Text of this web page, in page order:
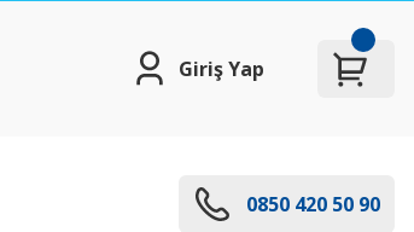
Giriş Yap
0850 420 50 90